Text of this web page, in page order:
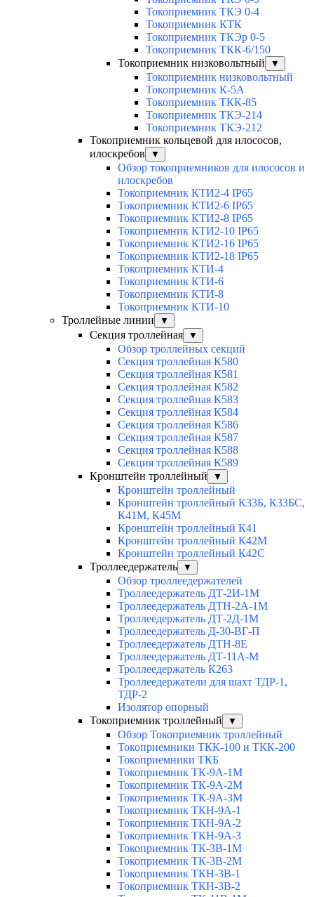
Токоприемник ТКЭ 0-4
Токоприемник КТК
Токоприемник ТКЭр 0-5
Токоприемник ТКК-6/150
Токоприемник низковольтный
▼
Токоприемник низковольтный
Токоприемник К-5А
Токоприемник ТКК-85
Токоприемник ТКЭ-214
Токоприемник ТКЭ-212
Токоприемник кольцевой для илососов,
илоскребов
▼
Обзор токоприемников для илососов и
илоскребов
Токоприемник КТИ2-4 IP65
Токоприемник КТИ2-6 IP65
Токоприемник КТИ2-8 IP65
Токоприемник КТИ2-10 IP65
Токоприемник КТИ2-16 IP65
Токоприемник КТИ2-18 IP65
Токоприемник КТИ-4
Токоприемник КТИ-6
Токоприемник КТИ-8
Токоприемник КТИ-10
Троллейные линии
▼
Секция троллейная ▼
Обзор троллейных секций
Секция троллейная К580
Секция троллейная К581
Секция троллейная К582
Секция троллейная К583
Секция троллейная К584
Секция троллейная К586
Секция троллейная К587
Секция троллейная К588
Секция троллейная К589
Кронштейн троллейный
▼
Кронштейн троллейный
Кронштейн троллейный К33Б, К33БС,
К41М, К45М
Кронштейн троллейный К41
Кронштейн троллейный К42М
Кронштейн троллейный К42С
Троллеедержатель
▼
Обзор троллеедержателей
Троллеедержатель ДТ-2И-1М
Троллеедержатель ДТН-2А-1М
Троллеедержатель ДТ-2Д-1М
Троллеедержатель Д-30-ВГ-П
Троллеедержатель ДТН-8Е
Троллеедержатель ДТ-11А-М
Троллеедержатель К263
Троллеедержатели для шахт ТДР-1,
ТДР-2
Изолятор опорный
Токоприемник троллейный
▼
Обзор Токоприемник троллейный
Токоприемники ТКК-100 и ТКК-200
Токоприемники ТКБ
Токоприемник ТК-9А-1М
Токоприемник ТК-9А-2М
Токоприемник ТК-9А-3М
Токоприемник ТКН-9А-1
Токоприемник ТКН-9А-2
Токоприемник ТКН-9А-3
Токоприемник ТК-3В-1М
Токоприемник ТК-3В-2М
Токоприемник ТКН-3В-1
Токоприемник ТКН-3В-2